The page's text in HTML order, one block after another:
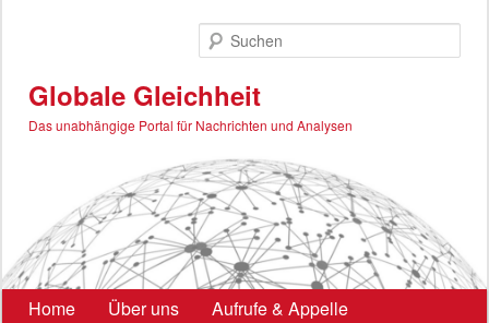
Globale Gleichheit
Das unabhängige Portal für Nachrichten und Analysen
Hauptmenü
Home Über uns
Aufrufe & Appelle